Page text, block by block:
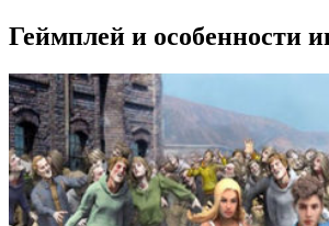
Геймплей и особенности